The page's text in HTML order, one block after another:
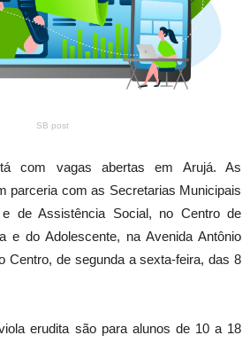
SB post
com vagas abertas em Arujá. As
parceria com as Secretarias Municipais
de Assistência Social, no Centro de
e do Adolescente, na Avenida Antônio
Centro, de segunda a sexta-feira, das 8
erudita são para alunos de 10 a 18